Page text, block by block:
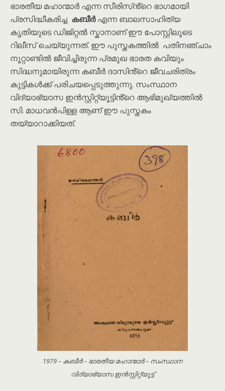
ഭാരതീയ മഹാന്മാർ എന്ന സീരിസ്ൻ്റെ ഭാഗമായി
പ്രസിദ്ധീകരിച്ച കബീർഎന്ന ബാലസാഹിത്യ
കൃതിയുടെ ഡിജിറ്റൽ സ്കാനാണ് ഈ പോസ്റ്റിലൂടെ
റിലീസ് ചെയ്യുന്നത്. ഈ പുസ്തകത്തിൽ പതിനഞ്ചാം
നൂറ്റാണ്ടിൽ ജീവിച്ചിരുന്ന പ്രമുഖ ഭാരത കവിയും
സിദ്ധനുമായിരുന്ന കബീർ ദാസിൻ്റെ ജീവചരിത്രം
കുട്ടികൾക്ക് പരിചയപ്പെടുത്തുന്നു. സംസ്ഥാന
വിദ്യാഭ്യാസ ഇൻസ്റ്റിറ്റ്യൂട്ടിൻ്റെ ആഭിമുഖ്യത്തിൽ
സി. മാധവൻപിള്ള ആണ് ഈ പുസ്തകം
തയ്യാറാക്കിയത്.
1979 – കബീർ – ഭാരതീയ മഹാന്മാർ – സംസ്ഥാന
വിദ്യാഭ്യാസ ഇൻസ്റ്റിറ്റ്യൂട്ട്